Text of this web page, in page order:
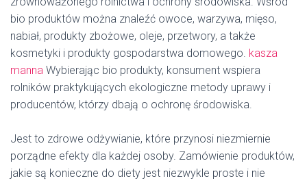
bio produktów można znaleźć owoce, warzywa, mięso,
nabiał, produkty zbożowe, oleje, przetwory, a także
kosmetyki i produkty gospodarstwa domowego. kasza
manna Wybierając bio produkty, konsument wspiera
rolników praktykujących ekologiczne metody uprawy i
producentów, którzy dbają o ochronę środowiska.
Jest to zdrowe odżywianie, które przynosi niezmiernie
porządne efekty dla każdej osoby. Zamówienie produktów,
jakie są konieczne do diety jest niezwykle proste i nie